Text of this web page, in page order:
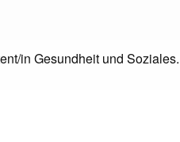
in Gesundheit und Soziales.